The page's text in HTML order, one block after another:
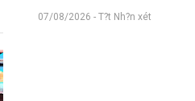
07/08/2026 - T?t Nh?n xét